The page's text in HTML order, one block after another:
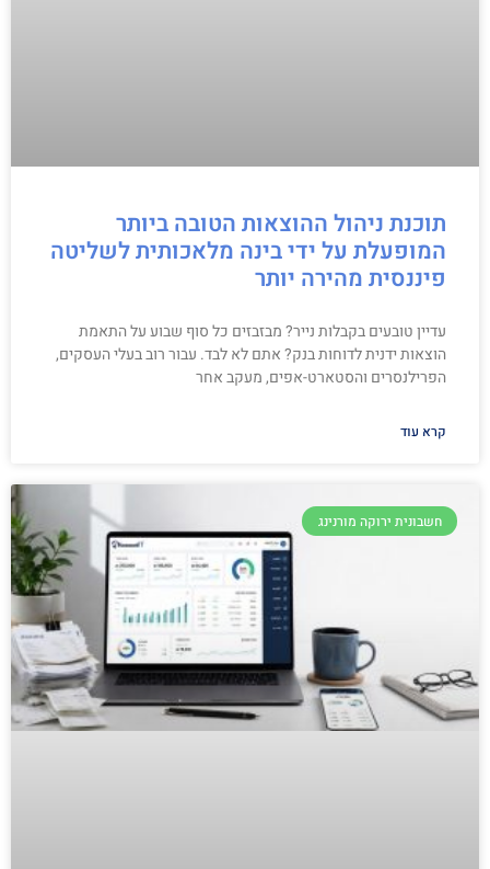
תוכנת ניהול ההוצאות הטובה ביותר
המופעלת על ידי בינה מלאכותית לשליטה
פיננסית מהירה יותר
עדיין טובעים בקבלות נייר? מבזבזים כל סוף שבוע על התאמת
הוצאות ידנית לדוחות בנק? אתם לא לבד. עבור רוב בעלי העסקים,
הפרילנסרים והסטארט-אפים, מעקב אחר
קרא עוד
חשבונית ירוקה מורנינג